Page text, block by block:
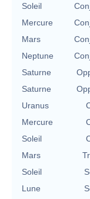
Soleil
Mercure
Mars
Neptune
Saturne
Saturne
Uranus
Mercure
Soleil
Mars
Soleil
Lune